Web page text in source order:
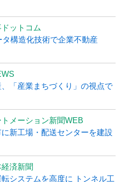
ットコム
構造化技術で企業不動産
「産業まちづくり」の視点で
トメーション新聞WEB
新工場・配送センターを建設
経済新聞
システムを高度に トンネル工